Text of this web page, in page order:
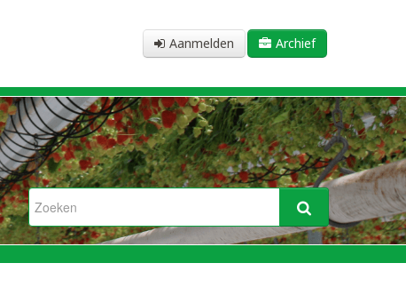
Aanmelden Archief